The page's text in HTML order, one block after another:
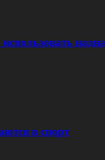
в спорт